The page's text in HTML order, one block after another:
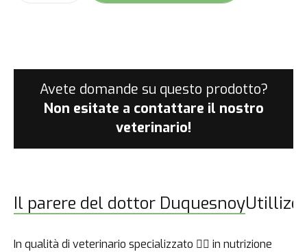
quantità
Avete domande su questo prodotto?
Non esitate a contattare il nostro
veterinario!
Il parere del dottor DuquesnoyUtillizo
In qualità di veterinario specializzato 👩‍⚕️ in nutrizione